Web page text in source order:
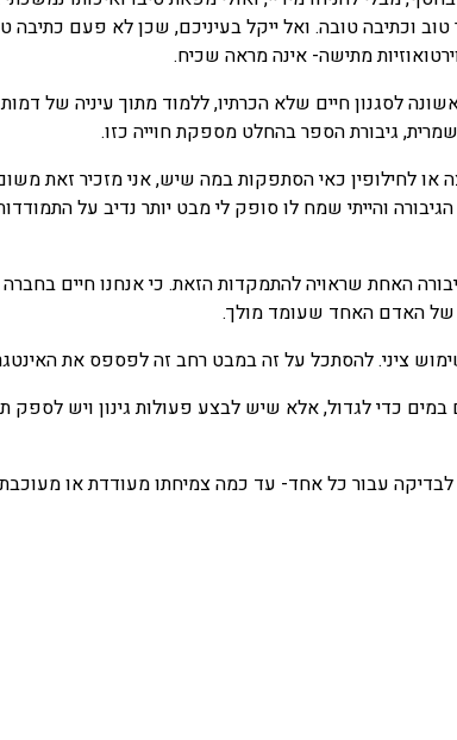
וכתיבה טובה. ואל ייקל בעיניכם, שכן לא פעם
מתישה- אינה מראה שכיח.
לסגנון חיים שלא הכרתיו, ללמוד מתוך עיניה של
גיבורת הספר בהחלט מספקת חוייה כזו.
לחילופין כאי הסתפקות במה שיש, אני מזכיר זאת
והייתי שמח לו סופק לי מבט יותר נדיב על
האחת שראויה להתמקדות הזאת. כי אנחנו חיים
של האדם האחד שעומד מולך.
ציני. להסתכל על זה במבט רחב זה לפספס את
כדי לגדול, אלא שיש לבצע פעולות גינון ויש לספק
לבדיקה עבור כל אחד- עד כמה צמיחתו מעודדת או